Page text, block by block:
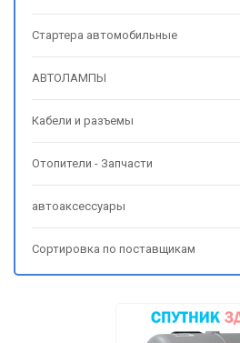
Стартера автомобильные
АВТОЛАМПЫ
Кабели и разъемы
Отопители - Запчасти
автоаксессуары
Сортировка по поставщикам